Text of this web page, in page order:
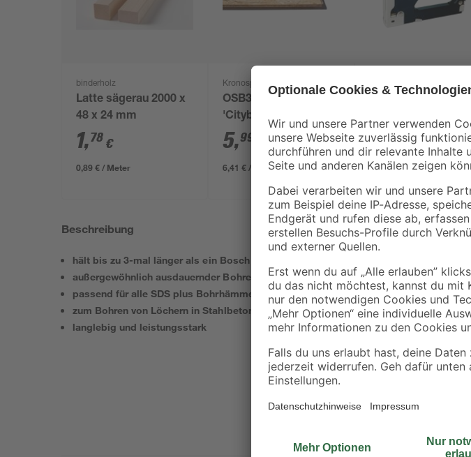
binderholz
Latte sägerau 2000 x
48 x 24 mm
1,78 €
0,89 € / Meter
Kronospan
OSB3-Verlegeplatte
'Cityboard'
ungeschliffen 1690 x
634 x 12 mm
5,99
/ m²
6,41 € / Pack
Rapid Handtacker
16,29€
Beschreibung
hält bis zu 3-mal länger als ein Bosch SDS plus-3 Bohrer
außergewöhnlich ausdauernder Bohrer mit Bosch Carbide Technology
passend für alle SDS plus Bohrhämmer
zum Bohren von Löchern in Stahlbeton
langlebig und leistungsstark